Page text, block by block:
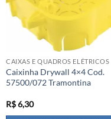
CAIXAS E QUADROS ELÉTRICOS
Caixinha Drywall 4×4 Cod.
57500/072 Tramontina
R$6,30